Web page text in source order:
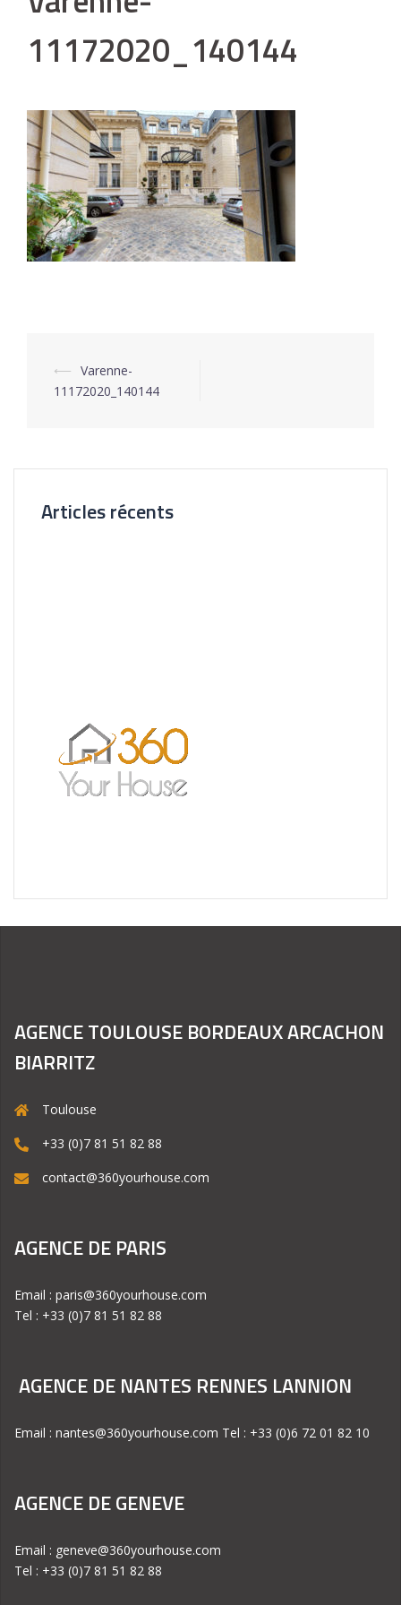
11172020_140144
Navigation
d’article
⟵ Varenne-
11172020_140144
Articles récents
AGENCE TOULOUSE BORDEAUX ARCACHON
BIARRITZ
Toulouse
+33 (0)7 81 51 82 88
contact@360yourhouse.com
AGENCE DE PARIS
Email : paris@360yourhouse.com
Tel : +33 (0)7 81 51 82 88
AGENCE DE NANTES RENNES LANNION
Email : nantes@360yourhouse.com Tel : +33 (0)6 72 01 82 10
AGENCE DE GENEVE
Email : geneve@360yourhouse.com
Tel : +33 (0)7 81 51 82 88